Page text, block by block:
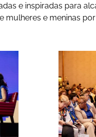
e inspiradas para
mulheres e meninas